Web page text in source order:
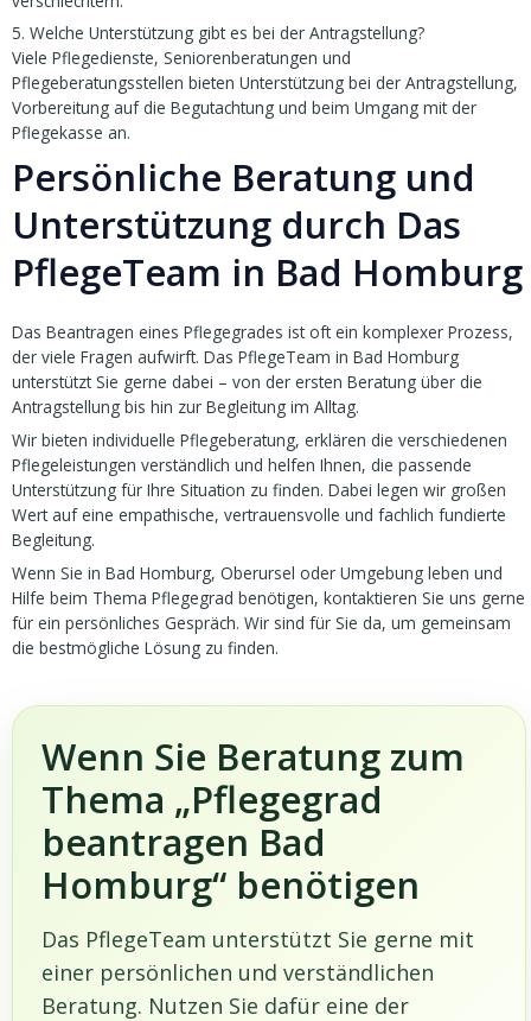
5. Welche Unterstützung gibt es bei der Antragstellung?
Viele Pflegedienste, Seniorenberatungen und
Pflegeberatungsstellen bieten Unterstützung bei der Antragstellung,
Vorbereitung auf die Begutachtung und beim Umgang mit der
Pflegekasse an.
Persönliche Beratung und
Unterstützung durch Das
PflegeTeam in Bad Homburg
Das Beantragen eines Pflegegrades ist oft ein komplexer Prozess,
der viele Fragen aufwirft. Das PflegeTeam in Bad Homburg
unterstützt Sie gerne dabei – von der ersten Beratung über die
Antragstellung bis hin zur Begleitung im Alltag.
Wir bieten individuelle Pflegeberatung, erklären die verschiedenen
Pflegeleistungen verständlich und helfen Ihnen, die passende
Unterstützung für Ihre Situation zu finden. Dabei legen wir großen
Wert auf eine empathische, vertrauensvolle und fachlich fundierte
Begleitung.
Wenn Sie in Bad Homburg, Oberursel oder Umgebung leben und
Hilfe beim Thema Pflegegrad benötigen, kontaktieren Sie uns gerne
für ein persönliches Gespräch. Wir sind für Sie da, um gemeinsam
die bestmögliche Lösung zu finden.
Wenn Sie Beratung zum
Thema „Pflegegrad
beantragen Bad
Homburg“ benötigen
Das PflegeTeam unterstützt Sie gerne mit
einer persönlichen und verständlichen
Beratung. Nutzen Sie dafür eine der